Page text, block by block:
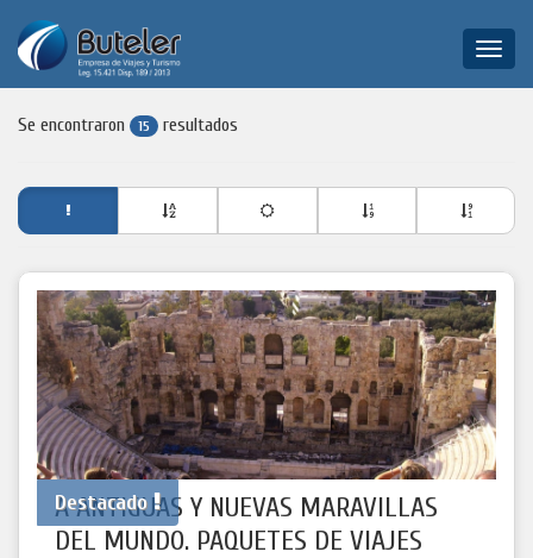
Toggle
Se encontraron 15 resultados
Destacado
A ANTIGUAS Y NUEVAS MARAVILLAS
DEL MUNDO. PAQUETES DE VIAJES